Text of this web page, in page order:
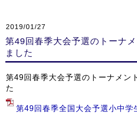
2019/01/27
第49回春季大会予選のトーナ
ました
第49回春季大会予選のトーナメン
た
第49回春季全国大会予選小中学